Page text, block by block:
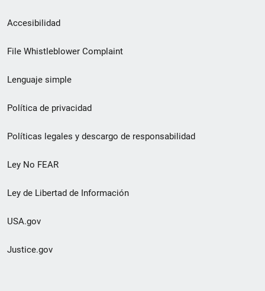
Menú
de
de
pie
de
página
Accesibilidad
File Whistleblower Complaint
Lenguaje simple
Política de privacidad
Políticas legales y descargo de responsabilidad
Ley No FEAR
Ley de Libertad de Información
USA.gov
Justice.gov